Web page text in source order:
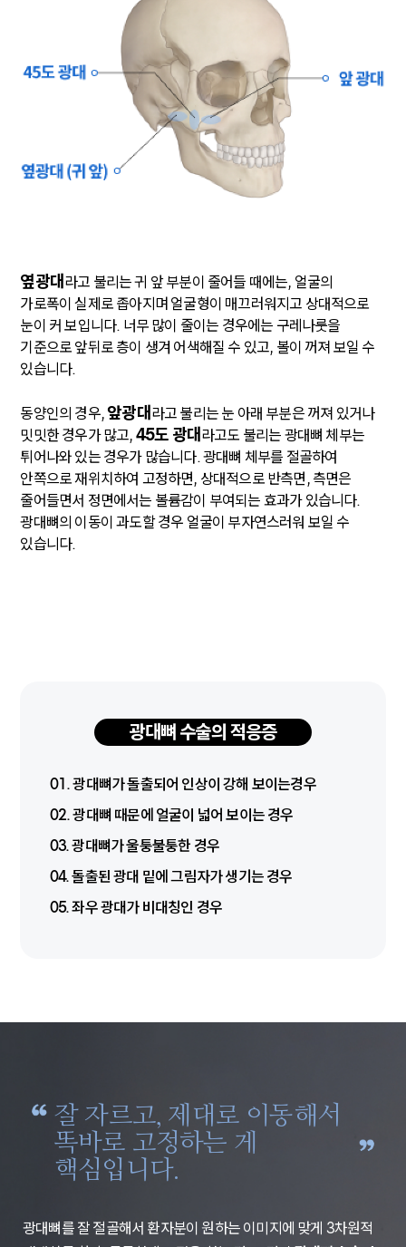
옆광대 라고 불리는 귀 앞 부분이 줄어들 때에는, 얼굴의
가로폭이 실제로 좁아지며 얼굴형이 매끄러워지고 상대적으로
눈이 커 보입니다. 너무 많이 줄이는 경우에는 구레나룻을
기준으로 앞뒤로 층이 생겨 어색해질 수 있고, 볼이 꺼져 보일 수
있습니다.
동양인의 경우, 앞광대 라고 불리는 눈 아래 부분은 꺼져 있거나
밋밋한 경우가 많고, 45도 광대 라고도 불리는 광대뼈 체부는
튀어나와 있는 경우가 많습니다. 광대뼈 체부를 절골하여
안쪽으로 재위치하여 고정하면, 상대적으로 반측면, 측면은
줄어들면서 정면에서는 볼륨감이 부여되는 효과가 있습니다.
광대뼈의 이동이 과도할 경우 얼굴이 부자연스러워 보일 수
있습니다.
잘 자르고, 제대로 이동해서
똑바로 고정하는 게
핵심입니다.
광대뼈를 잘 절골해서 환자분이 원하는 이미지에 맞게 3차원적
광대뼈 수술의 적응증
01. 광대뼈가 돌출되어 인상이 강해 보이는경우
02. 광대뼈 때문에 얼굴이 넓어 보이는 경우
03. 광대뼈가 울퉁불퉁한 경우
04. 돌출된 광대 밑에 그림자가 생기는 경우
05. 좌우 광대가 비대칭인 경우